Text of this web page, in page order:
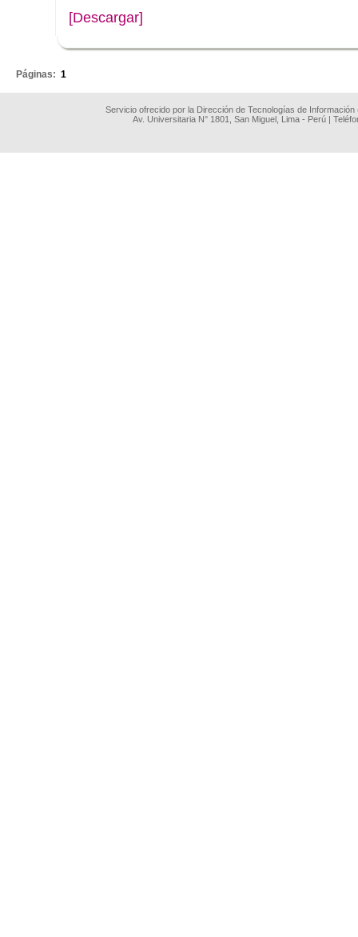
[Descargar]
Páginas: 1
Servicio ofrecido por la Dirección de Tecnologías de
Av. Universitaria N° 1801, San Miguel, Lima - Perú |